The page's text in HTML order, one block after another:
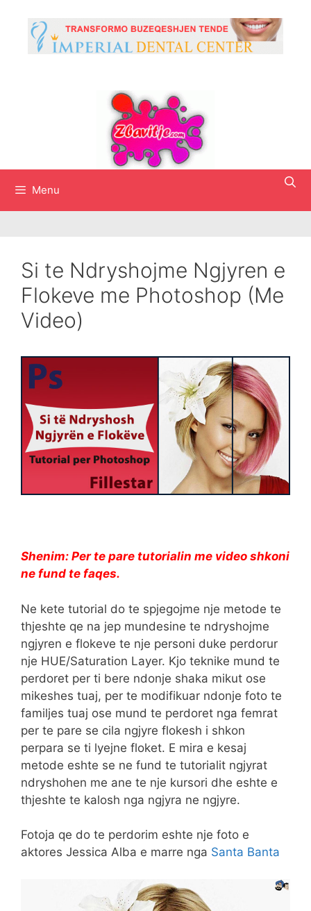
content
Menu
Si te Ndryshojme Ngjyren e
Flokeve me Photoshop (Me
Video)
Shenim: Per te pare tutorialin me video shkoni
ne fund te faqes.
Ne kete tutorial do te spjegojme nje metode te
thjeshte qe na jep mundesine te ndryshojme
ngjyren e flokeve te nje personi duke perdorur
nje HUE/Saturation Layer. Kjo teknike mund te
perdoret per ti bere ndonje shaka mikut ose
mikeshes tuaj, per te modifikuar ndonje foto te
familjes tuaj ose mund te perdoret nga femrat
per te pare se cila ngjyre flokesh i shkon
perpara se ti lyejne floket. E mira e kesaj
metode eshte se ne fund te tutorialit ngjyrat
ndryshohen me ane te nje kursori dhe eshte e
thjeshte te kalosh nga ngjyra ne ngjyre.
Fotoja qe do te perdorim eshte nje foto e
aktores Jessica Alba e marre nga Santa Banta